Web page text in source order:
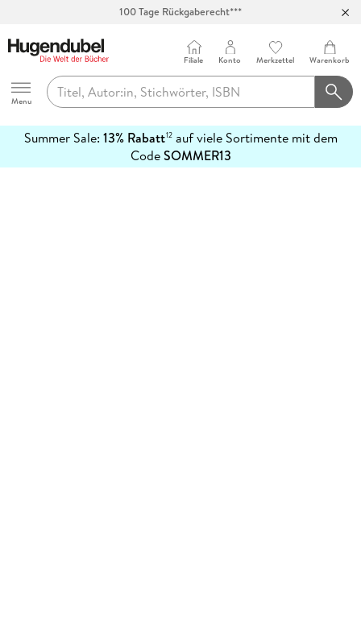
100 Tage Rückgaberecht***
Hugendubel
Menu
Filiale Konto Merkzettel Warenkorb
Summer Sale: 13% Rabatt12auf viele Sortimente mit dem
CodeSOMMER13
erfahren